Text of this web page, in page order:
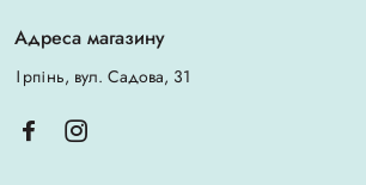
Адреса магазину
Ірпінь, вул. Садова, 31